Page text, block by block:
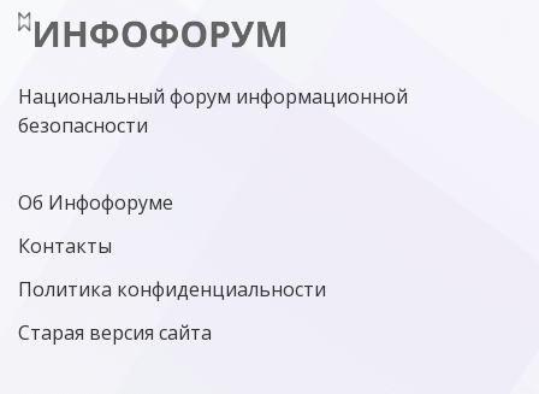
МИНЦИФРЫ РОССИИ NGFW
Национальный форум информационной
безопасности
Об Инфофоруме
Контакты
Политика конфиденциальности
Старая версия сайта